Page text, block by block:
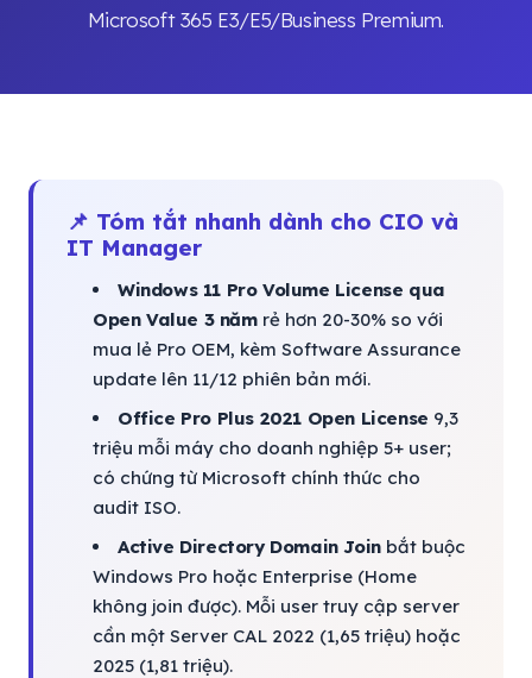
Microsoft 365 E3/E5/Business Premium.
📌 Tóm tắt nhanh dành cho CIO và
IT Manager
Windows 11 Pro Volume License qua
Open Value 3 nămrẻ hơn 20-30% so với
mua lẻ Pro OEM, kèm Software Assurance
update lên 11/12 phiên bản mới.
Office Pro Plus 2021 Open License 9,3
triệu mỗi máy cho doanh nghiệp 5+ user;
có chứng từ Microsoft chính thức cho
audit ISO.
Active Directory Domain Joinbắt buộc
Windows Pro hoặc Enterprise (Home
không join được). Mỗi user truy cập server
cần một Server CAL 2022 (1,65 triệu) hoặc
2025 (1,81 triệu).